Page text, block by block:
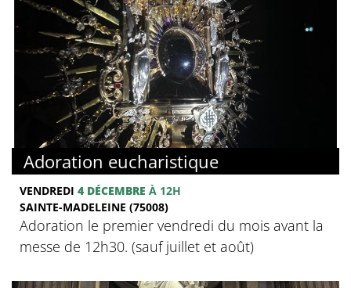
Adoration eucharistique
VENDREDI 4 DÉCEMBRE À 12H
SAINTE-MADELEINE (75008)
Adoration le premier vendredi du mois avant la
messe de 12h30. (sauf juillet et août)